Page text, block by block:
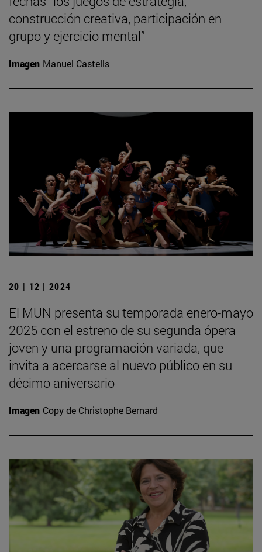
construcción creativa, participación en
grupo y ejercicio mental”
Imagen Manuel Castells
20 | 12 | 2024
El MUN presenta su temporada enero-mayo
2025 con el estreno de su segunda ópera
joven y una programación variada, que
invita a acercarse al nuevo público en su
décimo aniversario
Imagen Copy de Christophe Bernard